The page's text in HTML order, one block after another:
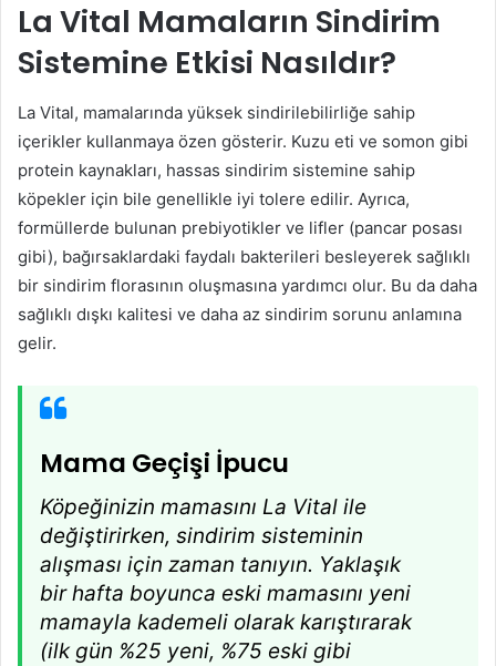
La Vital Mamaların Sindirim
Sistemine Etkisi Nasıldır?
La Vital, mamalarında yüksek sindirilebilirliğe sahip
içerikler kullanmaya özen gösterir. Kuzu eti ve somon gibi
protein kaynakları, hassas sindirim sistemine sahip
köpekler için bile genellikle iyi tolere edilir. Ayrıca,
formüllerde bulunan prebiyotikler ve lifler (pancar posası
gibi), bağırsaklardaki faydalı bakterileri besleyerek sağlıklı
bir sindirim florasının oluşmasına yardımcı olur. Bu da daha
sağlıklı dışkı kalitesi ve daha az sindirim sorunu anlamına
gelir.
Mama Geçişi İpucu
Köpeğinizin mamasını La Vital ile
değiştirirken, sindirim sisteminin
alışması için zaman tanıyın. Yaklaşık
bir hafta boyunca eski mamasını yeni
mamayla kademeli olarak karıştırarak
(ilk gün %25 yeni, %75 eski gibi